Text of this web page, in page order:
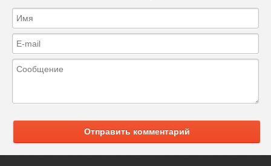
Отправить комментарий